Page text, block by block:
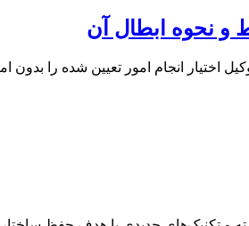
و نحوه ابطال آن
انجام امور تعیین شده را بدون